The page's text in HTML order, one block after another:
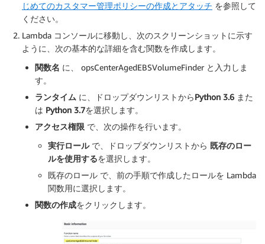
じめてのカスタマー管理ポリシーの作成とアタッチ を参照して
ください。
Lambda コンソールに移動し、次のスクリーンショットに示す
ように、次の基本的な詳細を含む関数を作成します。
関数名 に、 opsCenterAgedEBSVolumeFinder と入力しま
す。
ランタイム に、ドロップダウンリストからPython 3.6 また
は Python 3.7を選択します。
アクセス権限 で、次の操作を行います。
実行ロールで、ドロップダウンリストから 既存のロー
ルを使用するを選択します。
既存のロール で、前の手順で作成したロールを Lambda
関数用に選択します。
関数の作成をクリックします。